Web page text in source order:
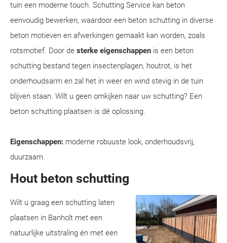
tuin een moderne touch. Schutting Service kan beton
eenvoudig bewerken, waardoor een beton schutting in diverse
beton motieven en afwerkingen gemaakt kan worden, zoals
rotsmotief. Door de sterke eigenschappen is een beton
schutting bestand tegen insectenplagen, houtrot, is het
onderhoudsarm en zal het in weer en wind stevig in de tuin
blijven staan. Wilt u geen omkijken naar uw schutting? Een
beton schutting plaatsen is dé oplossing.
Eigenschappen: moderne robuuste look, onderhoudsvrij,
duurzaam.
Hout beton schutting
Wilt u graag een schutting laten
plaatsen in Banholt met een
natuurlijke uitstraling én met een